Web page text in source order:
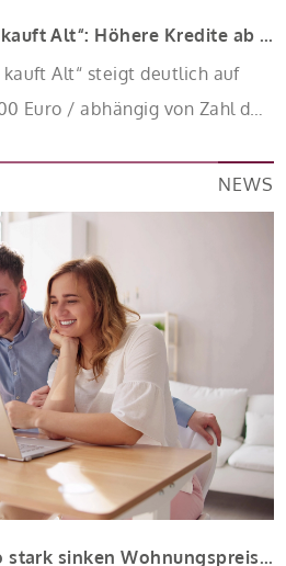
KfW-Förderung „Jung kauft Alt“: Höhere Kredite ab August 2026
kauft Alt“ steigt deutlich auf
Euro / abhängig von Zahl der
0,53 Prozent effektiv bei 35
Zinsbindung
sich zu energetischer
nach Förderzusage /
[…]
NEWS
Pendeln lohnt sich: So stark sinken Wohnungspreise im Umland